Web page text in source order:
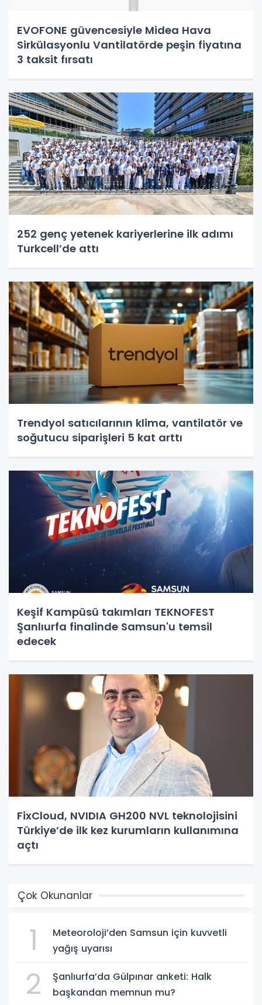
EVOFONE güvencesiyle Midea Hava
Sirkülasyonlu Vantilatörde peşin fiyatına
3 taksit fırsatı
252 genç yetenek kariyerlerine ilk adımı
Turkcell’de attı
Trendyol satıcılarının klima, vantilatör ‎ve
soğutucu siparişleri 5 kat arttı
Keşif Kampüsü takımları TEKNOFEST
Şanlıurfa finalinde Samsun'u temsil
edecek
FixCloud, NVIDIA GH200 NVL teknolojisini
Türkiye’de ilk kez kurumların kullanımına
açtı
Çok Okunanlar
1
Meteoroloji’den Samsun için kuvvetli
yağış uyarısı
2
Şanlıurfa’da Gülpınar anketi: Halk
başkandan memnun mu?